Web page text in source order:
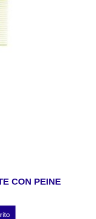
CON PEINE